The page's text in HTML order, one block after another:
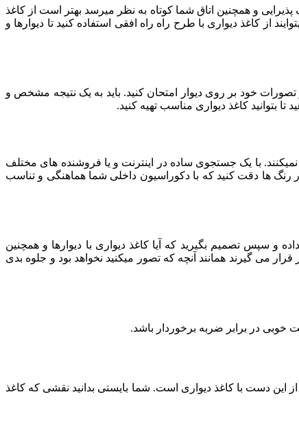
پذیرایی و همچنین اتاق شما کوتاه به نظر میرسد بهتر است از کاغذ
از کاغذ دیواری با طرح راه راه افقی استفاده کنید تا دیوارها و
خود بر روی دیوار امتحان کنید. باید به یک نتیجه مشخص و
کاغذ دیواری مناسب تهیه کنید.
نمیکنند. با یک جستجوی ساده در اینترنت و یا فروشنده های مختلف
رنگ ها دقت کنید که با دکوراسیون داخلی شما هماهنگی و تناسب
و سپس تصمیم بگیرید که آیا کاغذ دیواری با دیوارها و همچنین
می گیرند همانند آنچه که تصور میکنید نخواهد بود و جلوه بدی
خوبی در برابر ضربه برخوردار باشد.
این دست با کاغذ دیواری است. شما بایستی بدانید نقشی که کاغذ